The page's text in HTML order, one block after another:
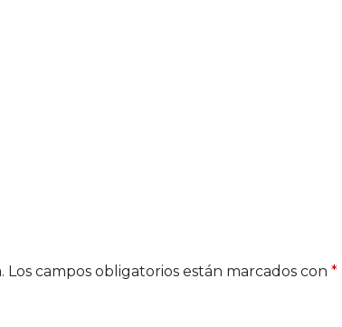
Los campos obligatorios están marcados con *